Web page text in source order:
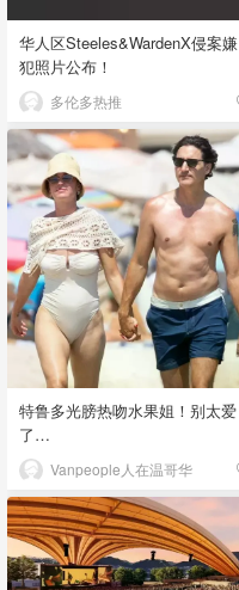
华人区Steeles&WardenX侵案嫌
犯照片公布！
多伦多热推
特鲁多光膀热吻水果姐！别太爱
了…
Vanpeople人在温哥华